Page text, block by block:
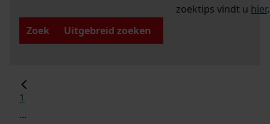
zoektips vindt u hier.
Zoek
Uitgebreid zoeken
1
...